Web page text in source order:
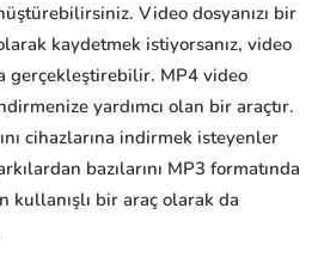
Video dosyanızı bir
kaydetmek istiyorsanız, video
gerçekleştirebilir. MP4 video
yardımcı olan bir araçtır.
cihazlarına indirmek isteyenler
bazılarını MP3 formatında
kullanışlı bir araç olarak da